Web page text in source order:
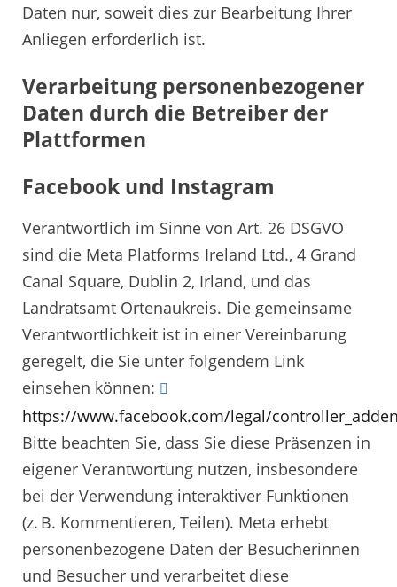
Daten nur, soweit dies zur Bearbeitung Ihrer
Anliegen erforderlich ist.
Verarbeitung personenbezogener
Daten durch die Betreiber der
Plattformen
Facebook und Instagram
Verantwortlich im Sinne von Art. 26 DSGVO
sind die Meta Platforms Ireland Ltd., 4 Grand
Canal Square, Dublin 2, Irland, und das
Landratsamt Ortenaukreis. Die gemeinsame
Verantwortlichkeit ist in einer Vereinbarung
geregelt, die Sie unter folgendem Link
einsehen können:
https://www.facebook.com/legal/
Bitte beachten Sie, dass Sie diese Präsenzen in
eigener Verantwortung nutzen, insbesondere
bei der Verwendung interaktiver Funktionen
(z. B. Kommentieren, Teilen). Meta erhebt
personenbezogene Daten der Besucherinnen
und Besucher und verarbeitet diese